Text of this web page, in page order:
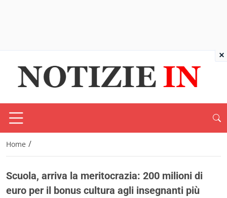
Home /
Scuola, arriva la meritocrazia: 200 milioni di
euro per il bonus cultura agli insegnanti più
×